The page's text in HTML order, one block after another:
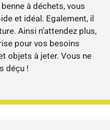
à déchets, vous
et idéal. Egalement, il
Ainsi n’attendez plus,
pour vos besoins
objets à jeter. Vous ne
déçu !